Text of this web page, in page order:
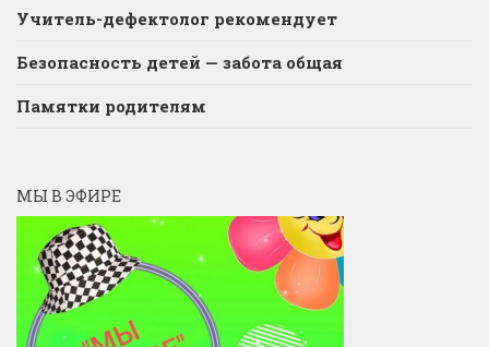
Учитель-дефектолог рекомендует
Безопасность детей — забота общая
Памятки родителям
МЫ В ЭФИРЕ